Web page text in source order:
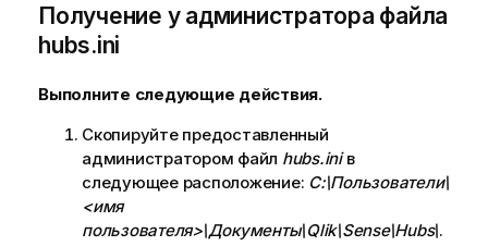
Получение у администратора файла
hubs.ini
Выполните следующие действия.
Скопируйте предоставленный
администратором файл hubs.iniв
следующее расположение: C:\Пользователи\
<имя
пользователя>\Документы\Qlik\Sense\Hubs\.